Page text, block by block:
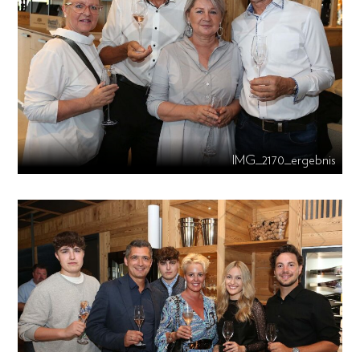
IMG_2170_ergebnis